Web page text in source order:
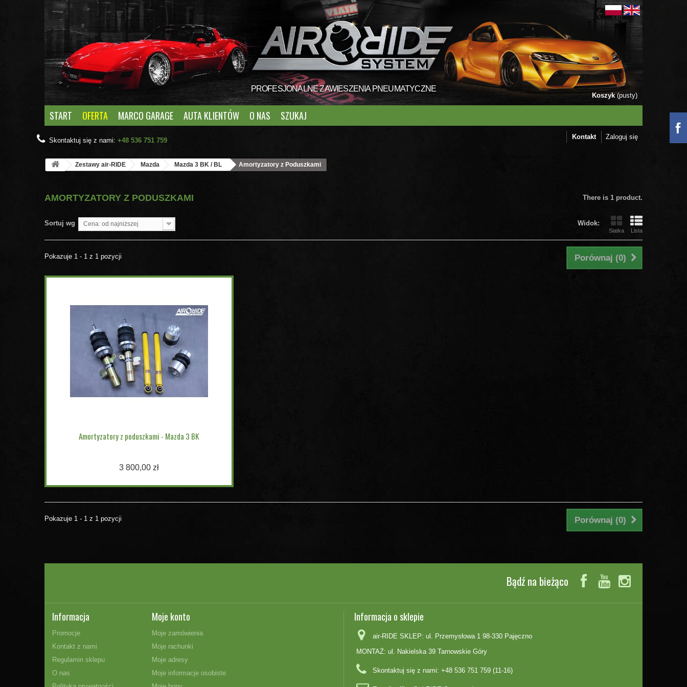
PROFESJONALNE ZAWIESZENIA PNEUMATYCZNE
Koszyk (pusty)
START OFERTA MARCO GARAGE AUTA KLIENTÓW O NAS SZUKAJ
Zaloguj się
Kontakt
Skontaktuj się z nami: +48 536 751 759
Zestawy air-RIDE Mazda Mazda 3 BK / BL Amortyzatory z Poduszkami
AMORTYZATORY Z PODUSZKAMI There is 1 product.
Widok:
Siatka Lista
Sortuj wg Cena: od najniższej
Porównaj (0)
Pokazuje 1 - 1 z 1 pozycji
Amortyzatory z poduszkami - Mazda 3 BK
3 800,00 zł
Porównaj (0)
Pokazuje 1 - 1 z 1 pozycji
Bądź na bieżąco
Informacja
Promocje
Kontakt z nami
Regulamin sklepu
O nas
Moje konto
Moje zamówienia
Moje rachunki
Moje adresy
Moje informacje osobiste
Informacja o sklepie
air-RIDE SKLEP: ul. Przemysłowa 1 98-330 Pajęczno
MONTAŻ: ul. Nakielska 39 Tarnowskie Góry
Skontaktuj się z nami: +48 536 751 759 (11-16)